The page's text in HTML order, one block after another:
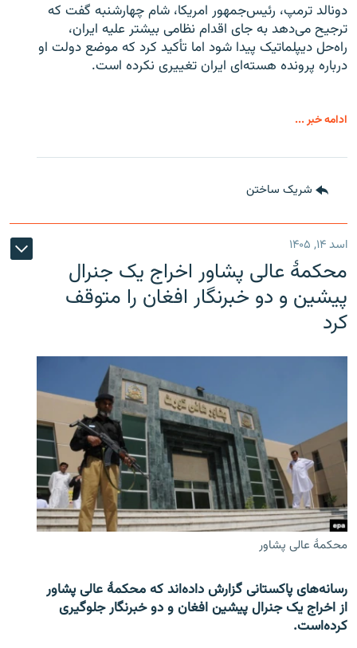
دونالد ترمپ، رئیس‌جمهور امریکا، شام چهارشنبه گفت که
ترجیح می‌دهد به جای اقدام نظامی بیشتر علیه ایران،
راه‌حل دیپلماتیک پیدا شود اما تأکید کرد که موضع دولت او
درباره پرونده هسته‌ای ایران تغییری نکرده است.
ادامه خبر ...
شریک ساختن
اسد ۱۴, ۱۴۰۵
محکمۀ عالی پشاور اخراج یک جنرال
پیشین و دو خبرنگار افغان را متوقف
کرد
محکمۀ عالی پشاور
رسانه‌های پاکستانی گزارش داده‌اند که محکمۀ عالی پشاور
از اخراج یک جنرال پیشین افغان و دو خبرنگار جلوگیری
کرده‌است.